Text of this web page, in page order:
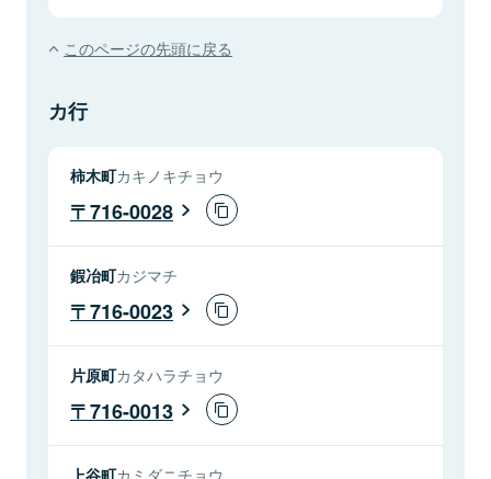
このページの先頭に戻る
カ行
柿木町カキノキチョウ
716-0028
鍜冶町カジマチ
716-0023
片原町カタハラチョウ
716-0013
上谷町カミダニチョウ